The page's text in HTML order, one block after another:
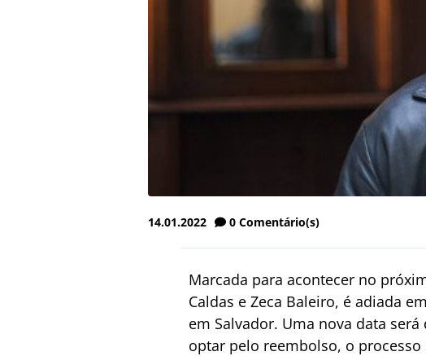
14.01.2022 0 Comentário(s)
Marcada para acontecer no
Caldas e Zeca Baleiro, é adiada
em Salvador. Uma nova data
optar pelo reembolso, o